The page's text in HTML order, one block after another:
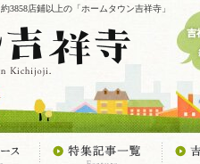
3858店鋪以上の「ホームタウン吉祥寺」